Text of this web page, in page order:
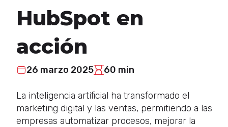
HubSpot en
acción
26 marzo 2025 60 min
La inteligencia artificial ha transformado el
marketing digital y las ventas, permitiendo a las
empresas automatizar procesos, mejorar la